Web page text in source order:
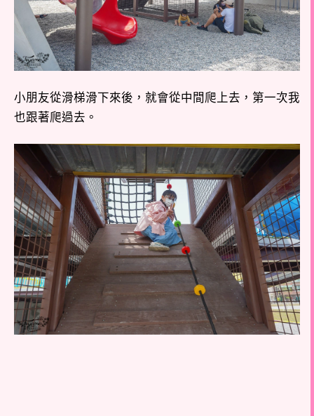
小朋友從滑梯滑下來後，就會從中間爬上去，第一次我
也跟著爬過去。